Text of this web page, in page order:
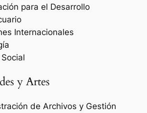
para el Desarrollo
Internacionales
y Artes
de Archivos y Gestión